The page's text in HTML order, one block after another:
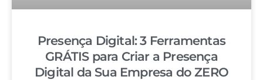
Presença Digital: 3 Ferramentas
GRÁTIS para Criar a Presença
Digital da Sua Empresa do ZERO